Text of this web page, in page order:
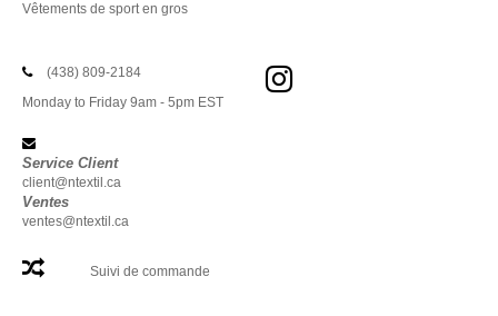
Vêtements de sport en gros
(438) 809-2184
Monday to Friday 9am - 5pm EST
Service Client
client@ntextil.ca
Ventes
ventes@ntextil.ca
Suivi de commande